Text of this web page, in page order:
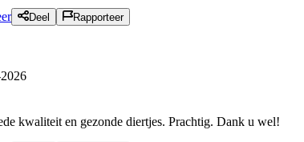
Deel Rapporteer
kwaliteit en gezonde diertjes. Prachtig. Dank u wel!